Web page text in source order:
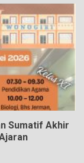
Sumatif Akhir